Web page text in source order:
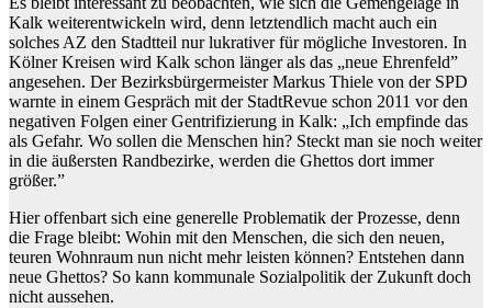
Kalk weiterentwickeln wird, denn letztendlich macht auch ein
solches AZ den Stadtteil nur lukrativer für mögliche Investoren. In
Kölner Kreisen wird Kalk schon länger als das „neue Ehrenfeld”
angesehen. Der Bezirksbürgermeister Markus Thiele von der SPD
warnte in einem Gespräch mit der StadtRevue schon 2011 vor den
negativen Folgen einer Gentrifizierung in Kalk: „Ich empfinde das
als Gefahr. Wo sollen die Menschen hin? Steckt man sie noch weiter
in die äußersten Randbezirke, werden die Ghettos dort immer
größer.”
Hier offenbart sich eine generelle Problematik der Prozesse, denn
die Frage bleibt: Wohin mit den Menschen, die sich den neuen,
teuren Wohnraum nun nicht mehr leisten können? Entstehen dann
neue Ghettos? So kann kommunale Sozialpolitik der Zukunft doch
nicht aussehen.